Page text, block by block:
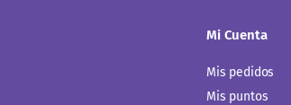
Mi Cuenta
Mis pedidos
Mis puntos